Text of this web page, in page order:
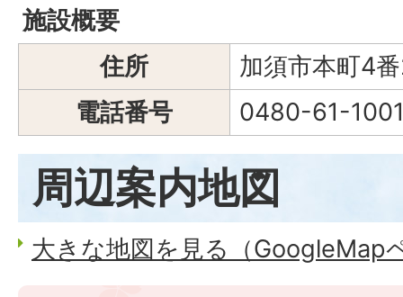
施設概要
住所
加須市本町4
電話番号
0480-61-
周辺案内地図
大きな地図を見る（GoogleMap